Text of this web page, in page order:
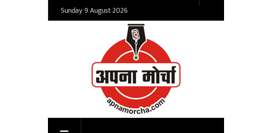
Sunday 9 August 2026